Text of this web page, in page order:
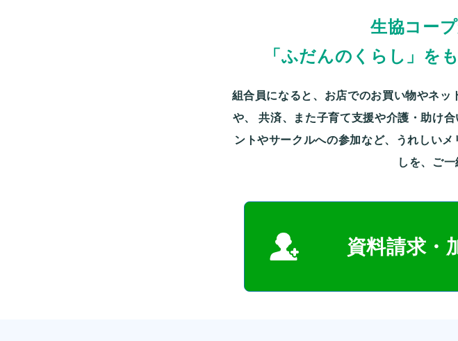
生協コー
「ふだんのくらし」を
組合員になると、お店でのお買い物やネ
や、共済、また子育て支援や介護・助け
ントやサークルへの参加など、うれしいメ
しを、ご
資料請求・